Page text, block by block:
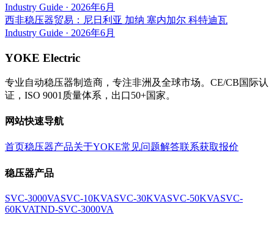
Industry Guide · 2026年6月
西非稳压器贸易：尼日利亚 加纳 塞内加尔 科特迪瓦
Industry Guide · 2026年6月
YOKE Electric
专业自动稳压器制造商，专注非洲及全球市场。CE/CB国际认
证，ISO 9001质量体系，出口50+国家。
网站快速导航
首页稳压器产品关于YOKE常见问题解答联系获取报价
稳压器产品
SVC-3000VASVC-10KVASVC-30KVASVC-50KVASVC-
60KVATND-SVC-3000VA